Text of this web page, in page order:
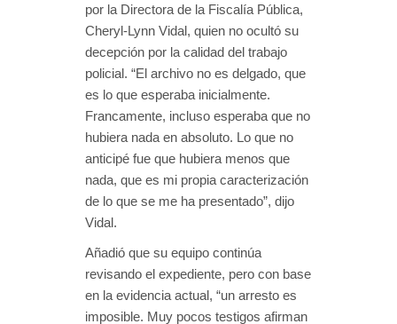
por la Directora de la Fiscalía Pública,
Cheryl-Lynn Vidal, quien no ocultó su
decepción por la calidad del trabajo
policial. “El archivo no es delgado, que
es lo que esperaba inicialmente.
Francamente, incluso esperaba que no
hubiera nada en absoluto. Lo que no
anticipé fue que hubiera menos que
nada, que es mi propia caracterización
de lo que se me ha presentado”, dijo
Vidal.
Añadió que su equipo continúa
revisando el expediente, pero con base
en la evidencia actual, “un arresto es
imposible. Muy pocos testigos afirman